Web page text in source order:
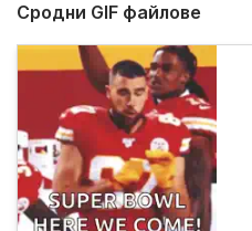
Сродни GIF файлове